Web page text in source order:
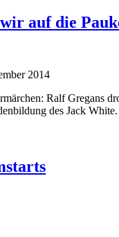
auf die
2014
Ralf Gregans
des Jack White.